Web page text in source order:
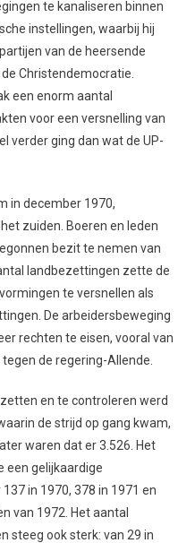
te kanaliseren binnen
instellingen, waarbij hij
van de heersende
Christendemocratie.
een enorm aantal
voor een versnelling van
verder ging dan wat de UP-
in december 1970,
zuiden. Boeren en leden
bezit te nemen van
landbezettingen zette de
te versnellen als
De arbeidersbeweging
rechten te eisen, vooral van
de regering-Allende.
en te controleren werd
de strijd op gang kwam,
waren dat er 3.526. Het
een gelijkaardige
in 1970, 378 in 1971 en
van 1972. Het aantal
steeg ook sterk: van 29 in